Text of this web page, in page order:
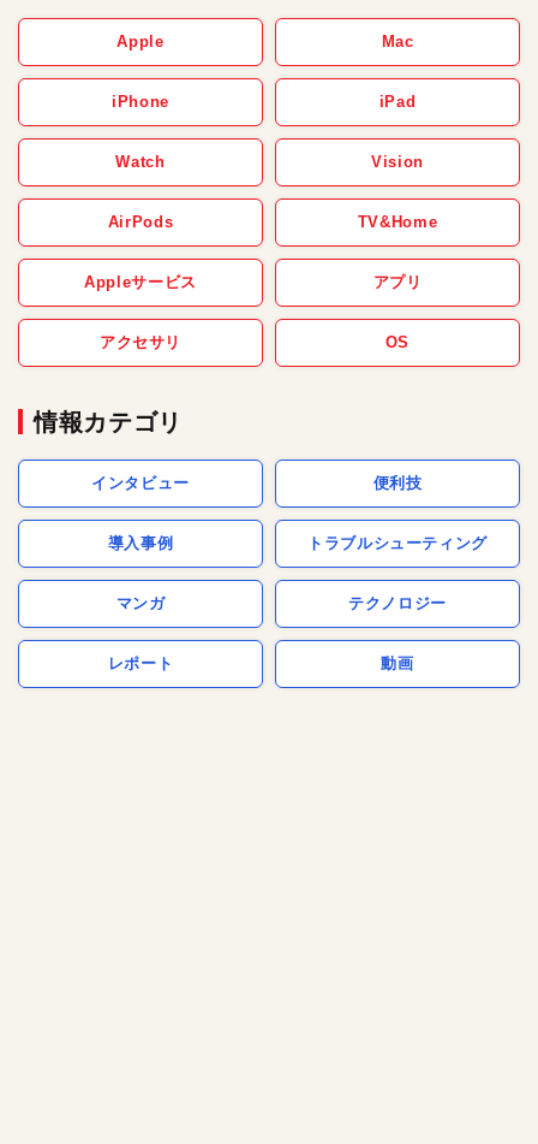
Apple Mac
iPhone iPad
Watch Vision
AirPods TV&Home
Appleサービス アプリ
アクセサリ OS
情報カテゴリ
インタビュー 便利技
導入事例 トラブルシューティング
マンガ テクノロジー
レポート 動画